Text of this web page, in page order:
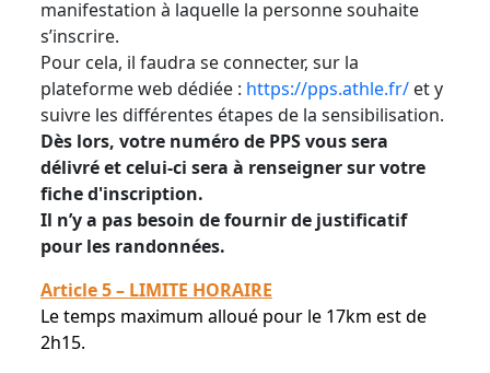
manifestation à laquelle la personne souhaite
s’inscrire.
Pour cela, il faudra se connecter, sur la
plateforme web dédiée : https://pps.athle.fr/ et y
suivre les différentes étapes de la sensibilisation.
Dès lors, votre numéro de PPS vous sera
délivré et celui-ci sera à renseigner sur votre
fiche d'inscription.
Il n’y a pas besoin de fournir de justificatif
pour les randonnées.
Article 5 – LIMITE HORAIRE
Le temps maximum alloué pour le 17km est de
2h15.